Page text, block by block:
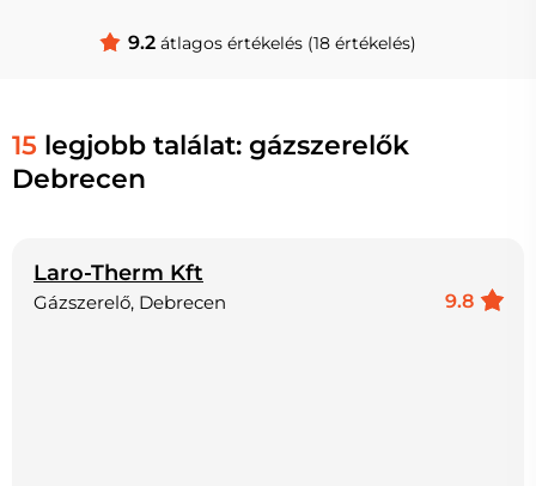
9.2 átlagos értékelés (18 értékelés)
15 legjobb találat: gázszerelők
Debrecen
Laro-Therm Kft
9.8
Gázszerelő, Debrecen